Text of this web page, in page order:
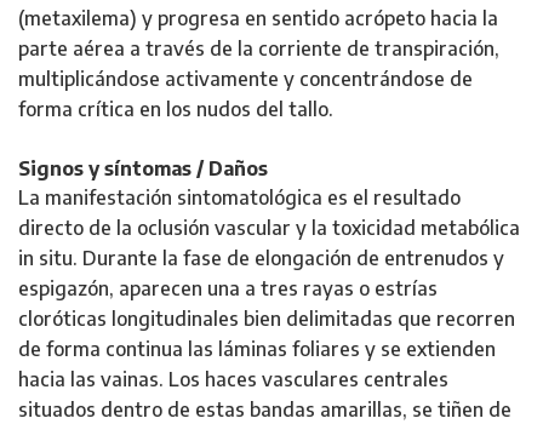
(metaxilema) y progresa en sentido acrópeto hacia la
parte aérea a través de la corriente de transpiración,
multiplicándose activamente y concentrándose de
forma crítica en los nudos del tallo.
Signos y síntomas / Daños
La manifestación sintomatológica es el resultado
directo de la oclusión vascular y la toxicidad metabólica
in situ. Durante la fase de elongación de entrenudos y
espigazón, aparecen una a tres rayas o estrías
cloróticas longitudinales bien delimitadas que recorren
de forma continua las láminas foliares y se extienden
hacia las vainas. Los haces vasculares centrales
situados dentro de estas bandas amarillas, se tiñen de